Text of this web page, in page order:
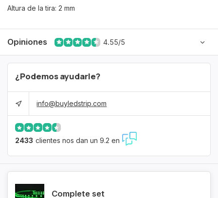
Altura de la tira: 2 mm
Opiniones 4.55/5
¿Podemos ayudarle?
info@buyledstrip.com
2433 clientes nos dan un 9.2 en
Complete set